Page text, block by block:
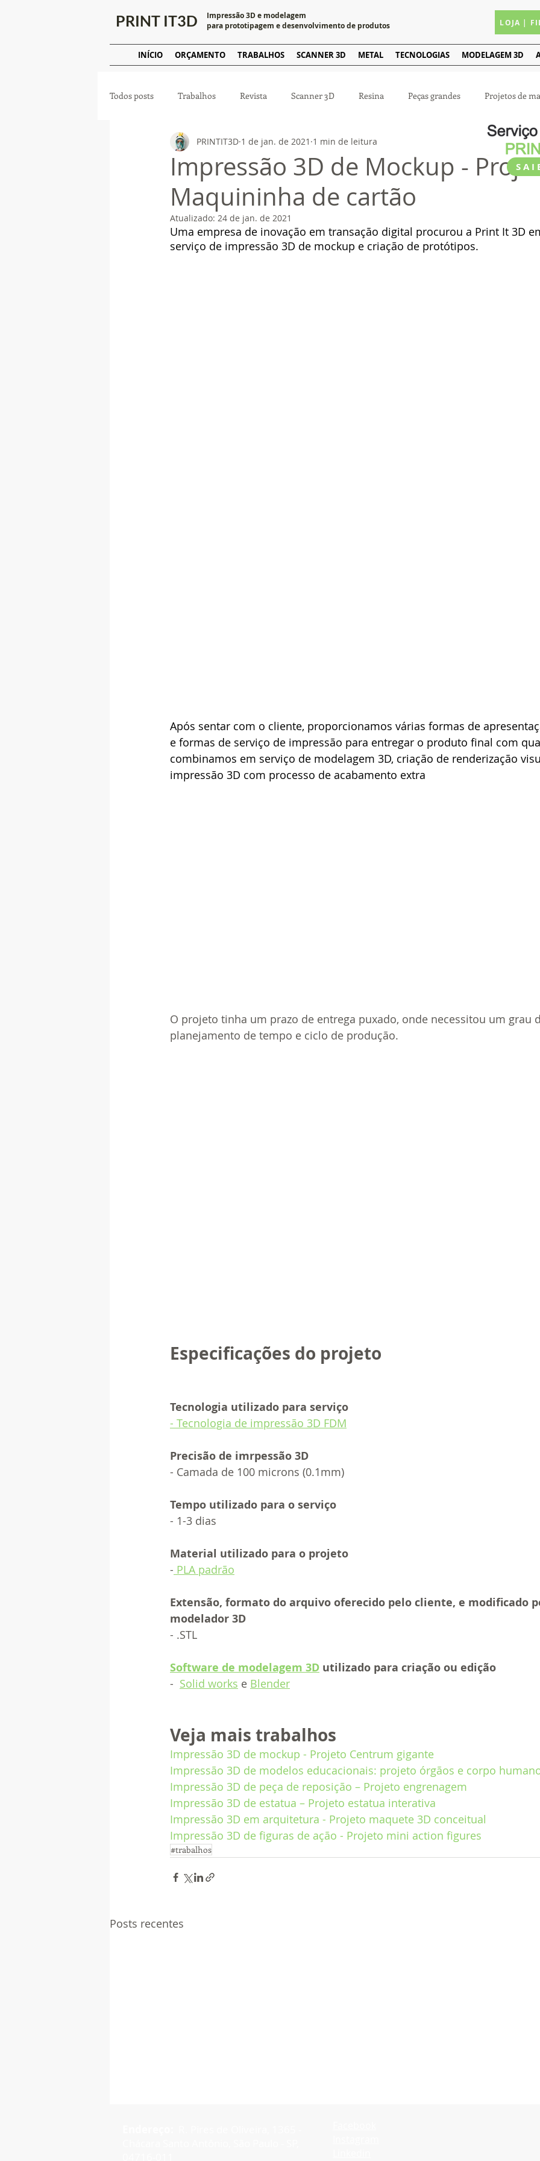
PRINT IT3D
Impressão 3D e modelagem
para prototipagem e desenvolvimento de produtos
LOJA |
INÍCIO ORÇAMENTO TRABALHOS SCANNER 3D METAL TECNOLOGIAS MODELAGEM 3D
Todos posts Trabalhos Revista Scanner 3D Resina Peças grandes Projetos de
Produção em massa Prototipagem Impressoras 3D Manutenção de impressora 3D
Impressão 3D de Mockup -
Maquininha de cartão
PRINTIT3D 1 de jan. de 2021 1 min de leitura
Atualizado: 24 de jan. de 2021
Uma empresa de inovação em transação digital procurou a Print It 3D
serviço de impressão 3D de mockup e criação de protótipos.
Após sentar com o cliente, proporcionamos várias formas de
e formas de serviço de impressão para entregar o produto final com
combinamos em serviço de modelagem 3D, criação de renderização
impressão 3D com processo de acabamento extra
O projeto tinha um prazo de entrega puxado, onde necessitou um grau
planejamento de tempo e ciclo de produção.
Especificações do projeto
Tecnologia utilizado para serviço
- Tecnologia de impressão 3D FDM
Precisão de imrpessão 3D
- Camada de 100 microns (0.1mm)
Tempo utilizado para o serviço
- 1-3 dias
Material utilizado para o projeto
- PLA padrão
Extensão, formato do arquivo oferecido pelo cliente, e modificado
modelador 3D
- .STL
Software de modelagem 3D utilizado para criação ou edição
- Solid works e Blender
Veja mais trabalhos
Impressão 3D de mockup - Projeto Centrum gigante
Impressão 3D de modelos educacionais: projeto órgãos e corpo
Impressão 3D de peça de reposição – Projeto engrenagem
Impressão 3D de estatua – Projeto estatua interativa
Impressão 3D em arquitetura - Projeto maquete 3D conceitual
Impressão 3D de figuras de ação - Projeto mini action figures
#trabalhos
Posts recentes